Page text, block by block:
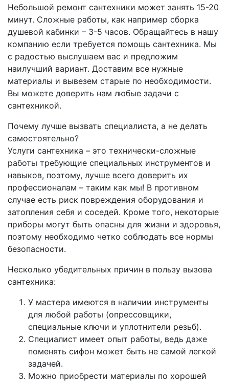
Небольшой ремонт сантехники может занять 15-20
минут. Сложные работы, как например сборка
душевой кабинки – 3-5 часов. Обращайтесь в нашу
компанию если требуется помощь сантехника. Мы
с радостью выслушаем вас и предложим
наилучший вариант. Доставим все нужные
материалы и вывезем старые по необходимости.
Вы можете доверить нам любые задачи с
сантехникой.
Почему лучше вызвать специалиста, а не делать
самостоятельно?
Услуги сантехника – это технически-сложные
работы требующие специальных инструментов и
навыков, поэтому, лучше всего доверить их
профессионалам – таким как мы! В противном
случае есть риск повреждения оборудования и
затопления себя и соседей. Кроме того, некоторые
приборы могут быть опасны для жизни и здоровья,
поэтому необходимо четко соблюдать все нормы
безопасности.
Несколько убедительных причин в пользу вызова
сантехника:
У мастера имеются в наличии инструменты
для любой работы (опрессовщики,
специальные ключи и уплотнители резьб).
Специалист имеет опыт работы, ведь даже
поменять сифон может быть не самой легкой
задачей.
Можно приобрести материалы по хорошей